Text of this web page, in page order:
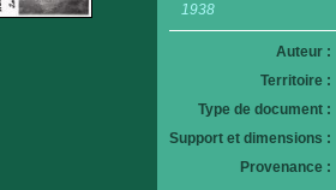
1938
Auteur :
Territoire :
Type de document :
Support et dimensions :
Provenance :